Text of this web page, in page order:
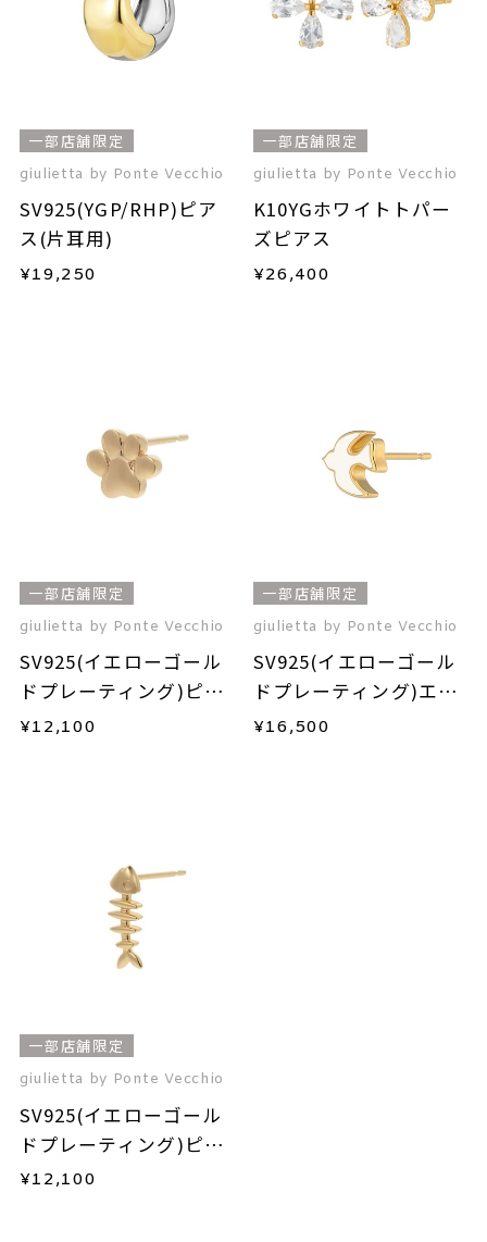
一部店舗限定
giulietta by Ponte Vecchio
SV925(YGP/RHP)ピア
ス(片耳用)
¥19,250
一部店舗限定
giulietta by Ponte Vecchio
K10YGホワイトトパー
ズピアス
¥26,400
一部店舗限定
giulietta by Ponte Vecchio
SV925(イエローゴール
ドプレーティング)ピア
ス(片耳用)
¥12,100
一部店舗限定
giulietta by Ponte Vecchio
SV925(イエローゴール
ドプレーティング)エナ
メルピアス(片耳用)
¥16,500
一部店舗限定
giulietta by Ponte Vecchio
SV925(イエローゴール
ドプレーティング)ピア
ス(片耳用)
¥12,100